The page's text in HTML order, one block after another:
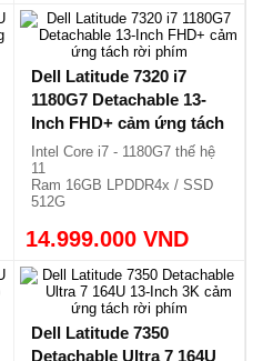
Dell Latitude 7320 i7
1180G7 Detachable 13-
Inch FHD+ cảm ứng tách
rời phím
Intel Core i7 - 1180G7 thế hệ
11
Ram 16GB LPDDR4x / SSD
512G
Bàn phím tách rời, nhẹ
1.18kg.
14.999.000 VND
Dell Latitude 7350
Detachable Ultra 7 164U